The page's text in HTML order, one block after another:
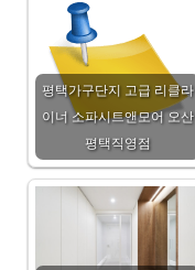
평택가구단지 고급 리클라
이너 소파시트앤모어 오산
평택직영점